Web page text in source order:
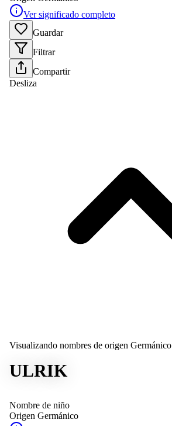
Ver significado completo
Guardar
Filtrar
Compartir
Desliza
Visualizando nombres de origen Germánico
ULRIK
Nombre de niño
Origen Germánico